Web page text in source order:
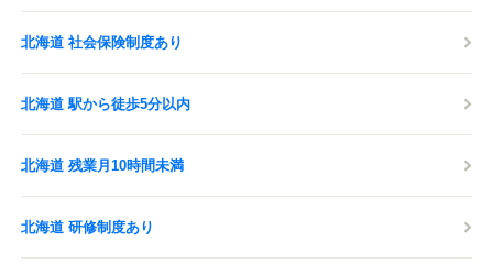
北海道 社会保険制度あり
北海道 駅から徒歩5分以内
北海道 残業月10時間未満
北海道 研修制度あり